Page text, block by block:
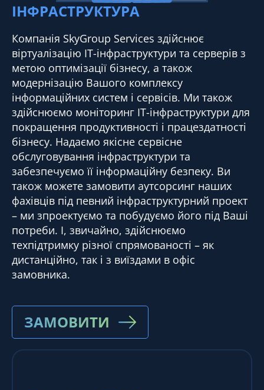
ІНФРАСТРУКТУРА
Компанія SkyGroup Services здійснює
віртуалізацію IT-інфраструктури та серверів з
метою оптимізації бізнесу, а також
модернізацію Вашого комплексу
інформаційних систем і сервісів. Ми також
здійснюємо моніторинг ІТ-інфраструктури для
покращення продуктивності і працездатності
бізнесу. Надаємо якісне сервісне
обслуговування інфраструктури та
забезпечуємо її інформаційну безпеку. Ви
також можете замовити аутсорсинг наших
фахівців під певний інфраструктурний проект
– ми зпроектуємо та побудуємо його під Ваші
потреби. І, звичайно, здійснюємо
техпідтримку різної спрямованості – як
дистанційно, так і з виїздами в офіс
замовника.
ЗАМОВИТИ